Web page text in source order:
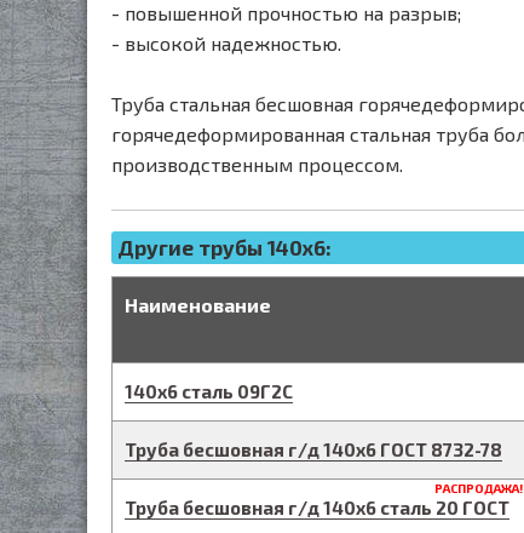
- повышенной прочностью на разрыв;
- высокой надежностью.
Труба стальная бесшовная
горячедеформированная стальная труба
производственным процессом.
Другие трубы 140x6:
Наименование
140х6 сталь 09Г2С
Труба бесшовная г/д140х6 ГОСТ 8732-78
РАСПРОДАЖА!
Труба бесшовная г/д140х6 сталь 20 ГОСТ